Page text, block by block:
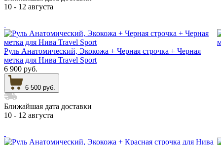
10 - 12 августа
Руль Анатомический, Экокожа + Черная строчка + Черная
метка для Нива Travel Sport
6 900 руб.
6 500 руб.
Ближайшая дата доставки
10 - 12 августа